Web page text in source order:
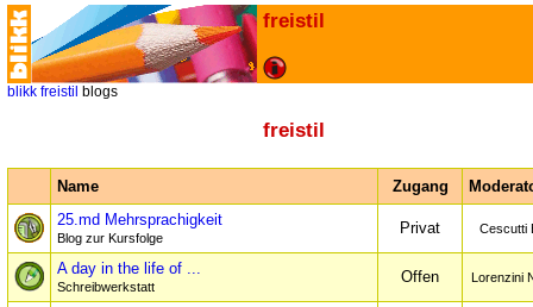
freistil
blikk freistil blogs
freistil
Name Zugang
25.md Mehrsprachigkeit
Blog zur Kursfolge
Privat Cescutti
A day in the life of ...
Schreibwerkstatt
Offen Lorenzini